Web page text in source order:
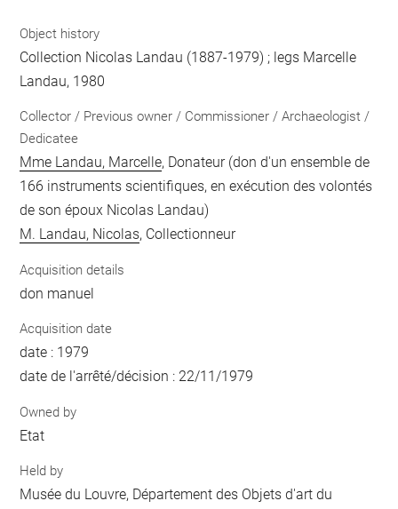
Object history
Collection Nicolas Landau (1887-1979) ; legs Marcelle
Landau, 1980
Collector / Previous owner / Commissioner / Archaeologist /
Dedicatee
Mme Landau, Marcelle, Donateur (don d'un ensemble de
166 instruments scientifiques, en exécution des volontés
de son époux Nicolas Landau)
M. Landau, Nicolas, Collectionneur
Acquisition details
don manuel
Acquisition date
date : 1979
date de l'arrêté/décision : 22/11/1979
Owned by
Etat
Held by
Musée du Louvre, Département des Objets d'art du